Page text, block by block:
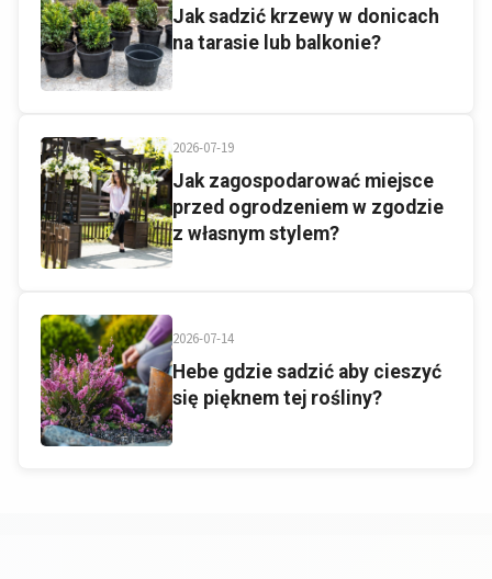
Jak sadzić krzewy w donicach
na tarasie lub balkonie?
2026-07-19
Jak zagospodarować miejsce
przed ogrodzeniem w zgodzie
z własnym stylem?
2026-07-14
Hebe gdzie sadzić aby cieszyć
się pięknem tej rośliny?